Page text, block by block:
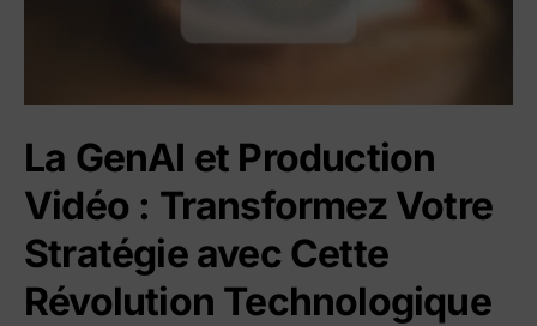
La GenAI et Production
Vidéo : Transformez Votre
Stratégie avec Cette
Révolution Technologique